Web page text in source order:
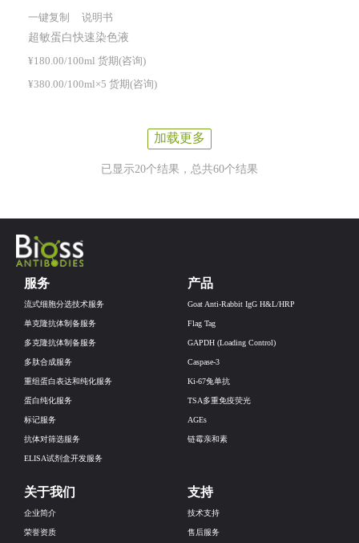
一键复制 说明书
超敏蛋白快速染色液
¥180.00/100ml 货期(咨询)
¥380.00/100ml×5 货期(咨询)
加载更多
已显示20个结果，总共60个结果
产品
Goat Anti-Rabbit IgG H&L/HRP
Flag Tag
GAPDH (Loading Control)
Caspase-3
Ki-67兔单抗
TSA多重免疫荧光
AGEs
链霉亲和素
服务
流式细胞分选技术服务
单克隆抗体制备服务
多克隆抗体制备服务
多肽合成服务
重组蛋白表达和纯化服务
蛋白纯化服务
标记服务
抗体对筛选服务
ELISA试剂盒开发服务
支持
技术支持
售后服务
关于我们
企业简介
荣誉资质